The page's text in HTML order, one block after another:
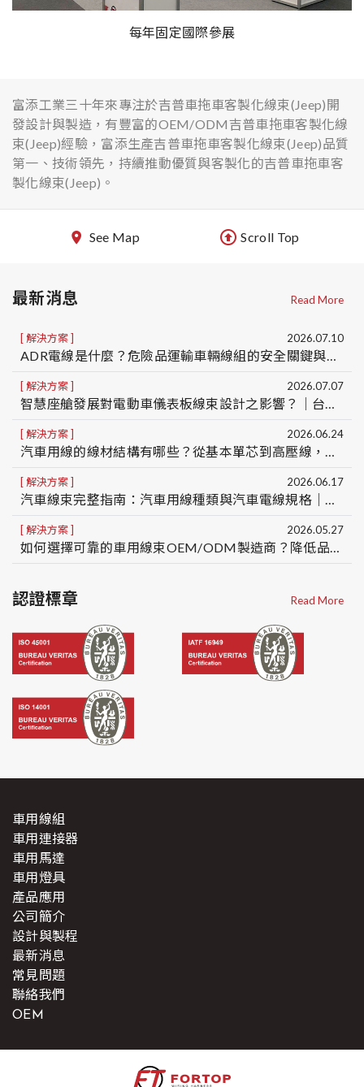
每年固定國際參展
富添工業三十年來專注於吉普車拖車客製化線束(Jeep)開
發設計與製造，有豐富的OEM/ODM吉普車拖車客製化線
束(Jeep)經驗，富添生產吉普車拖車客製化線束(Jeep)品質
第一、技術領先，持續推動優質與客製化的吉普車拖車客
製化線束(Jeep)。
See Map Scroll Top
最新消息 Read More
解決方案
ADR電線是什麼？危險品運輸車輛線組的安全關鍵與ADR線組客製化服務｜台灣車用線組製造商OEM/ODM
2026.07.10
解決方案
智慧座艙發展對電動車儀表板線束設計之影響？｜台灣車用線組製造商OEM/ODM
2026.07.07
解決方案
汽車用線的線材結構有哪些？從基本單芯到高壓線，一次看懂5種車用線結構差異
2026.06.24
解決方案
汽車線束完整指南：汽車用線種類與汽車電線規格｜台灣汽車線束製造商 OEM/ODM
2026.06.17
解決方案
如何選擇可靠的車用線束OEM/ODM製造商？降低品質、交期與量產風險的5大關鍵
2026.05.27
認證標章 Read More
車用線組
車用連接器
車用馬達
車用燈具
產品應用
公司簡介
設計與製程
最新消息
常見問題
聯絡我們
OEM